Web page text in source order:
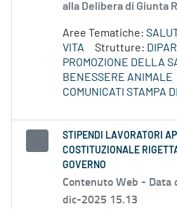
alla Delibera di Giunta
Aree Tematiche:
VITA
Strutture:
PROMOZIONE DELLA
BENESSERE ANIMALE
COMUNICATI STAMPA
STIPENDI LAVORATORI
COSTITUZIONALE
GOVERNO
Contenuto Web - Data
dic-2025 15.13